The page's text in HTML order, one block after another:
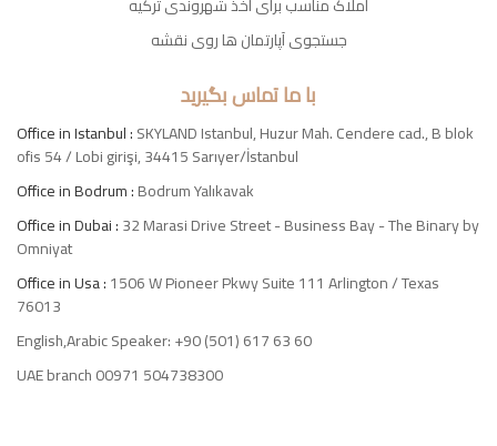
جستجوی آپارتمان ها روی نقشه
با ما تماس بگیرید
Office in Istanbul :SKYLAND Istanbul, Huzur Mah. Cendere cad., B blok
ofis 54 / Lobi girişi, 34415 Sarıyer/İstanbul
Office in Bodrum :Bodrum Yalıkavak
Office in Dubai :32 Marasi Drive Street - Business Bay - The Binary by
Omniyat
Office in Usa :1506 W Pioneer Pkwy Suite 111 Arlington / Texas
76013
English,Arabic Speaker: +90 (501) 617 63 60
UAE branch 00971 504738300